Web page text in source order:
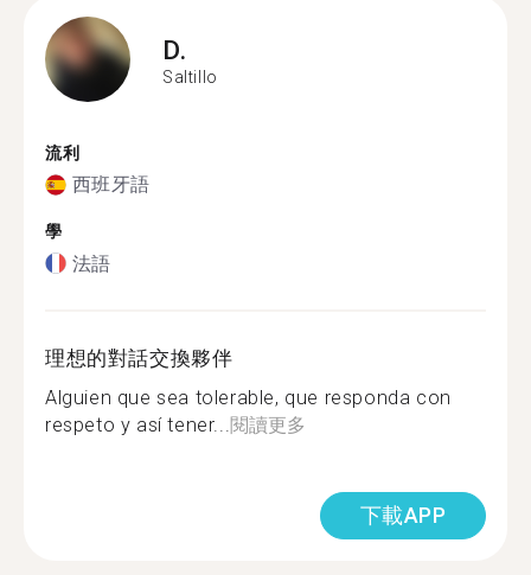
D.
Saltillo
流利
西班牙語
學
法語
理想的對話交換夥伴
Alguien que sea tolerable, que responda con
respeto y así tener... 閱讀更多
下載APP